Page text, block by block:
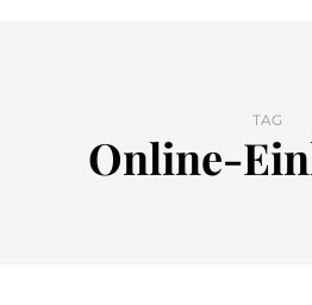
TAG
Online-